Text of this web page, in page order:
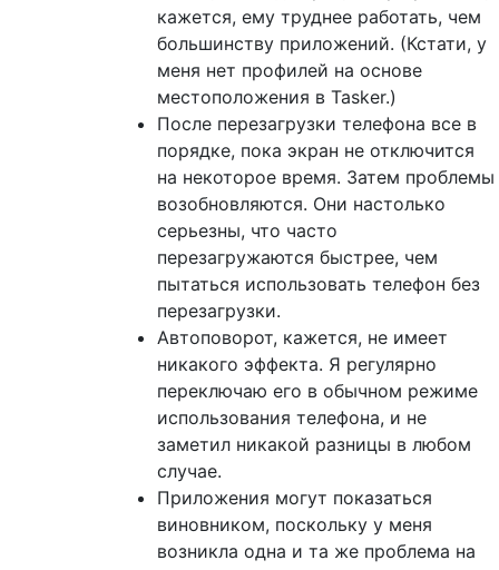
кажется, ему труднее работать, чем
большинству приложений. (Кстати, у
меня нет профилей на основе
местоположения в Tasker.)
После перезагрузки телефона все в
порядке, пока экран не отключится
на некоторое время. Затем проблемы
возобновляются. Они настолько
серьезны, что часто
перезагружаются быстрее, чем
пытаться использовать телефон без
перезагрузки.
Автоповорот, кажется, не имеет
никакого эффекта. Я регулярно
переключаю его в обычном режиме
использования телефона, и не
заметил никакой разницы в любом
случае.
Приложения могут показаться
виновником, поскольку у меня
возникла одна и та же проблема на